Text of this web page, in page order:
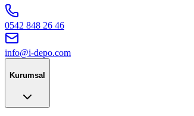
0542 848 26 46
info@i-depo.com
Kurumsal